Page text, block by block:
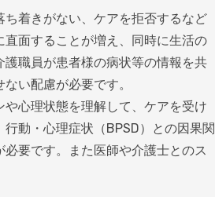
着きがない、ケアを拒否するなど
面することが増え、同時に生活の
職員が患者様の病状等の情報を共
い配慮が必要です。
心理状態を理解して、ケアを受け
動・心理症状（BPSD）との因果関
要です。また医師や介護士とのス